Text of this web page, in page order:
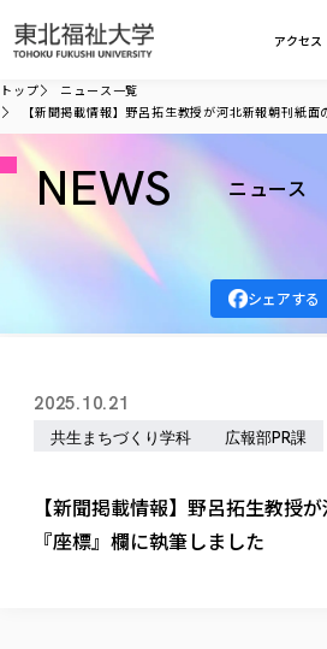
アクセス
大学について
建学の精神・教育の理念
学長室の窓
各種方針
大学の歩み
学則
校歌の歴史
大学の取り組み
大学の取り組み
社会連携・研究
カリキュラム編成ガイドライン
情報公開
寄附行為
学部・大学院
総合福祉学部
社会福祉学科
福祉行政学科
共生まちづくり学部
共生まちづくり学科
教育学部
健康科学部
入学試験
デジタルパンフ
就職状況
課外活動
国際交流
トップ
ニュース一覧
【新聞掲載情報】野呂拓生教授が河北新報朝刊紙
NEWS ニュース
シェアする
2025.10.21
共生まちづくり学科 広報部PR課
【新聞掲載情報】野呂拓生教授
『座標』欄に執筆しました